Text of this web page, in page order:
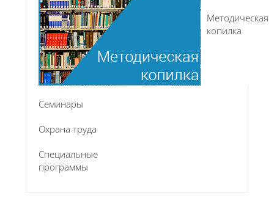
Методическая
копилка
Семинары
Охрана труда
Специальные
программы